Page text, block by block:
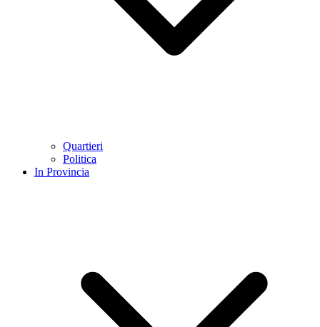
Quartieri
Politica
In Provincia